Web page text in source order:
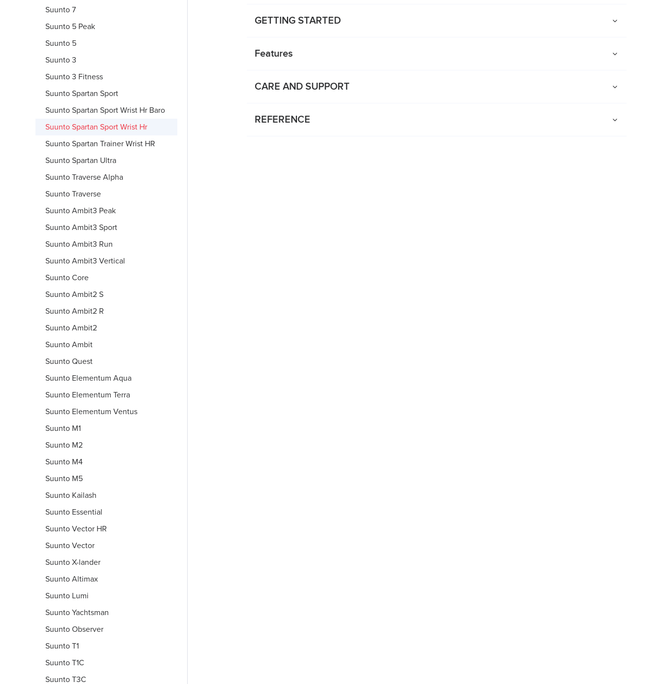
Suunto 7
Suunto 5 Peak
Suunto 5
Suunto 3
Suunto 3 Fitness
Suunto Spartan Sport
Suunto Spartan Sport Wrist Hr Baro
Suunto Spartan Sport Wrist Hr
Suunto Spartan Trainer Wrist HR
Suunto Spartan Ultra
Suunto Traverse Alpha
Suunto Traverse
Suunto Ambit3 Peak
Suunto Ambit3 Sport
Suunto Ambit3 Run
Suunto Ambit3 Vertical
Suunto Core
Suunto Ambit2 S
Suunto Ambit2 R
Suunto Ambit2
Suunto Ambit
Suunto Quest
Suunto Elementum Aqua
Suunto Elementum Terra
Suunto Elementum Ventus
Suunto M1
Suunto M2
Suunto M4
Suunto M5
Suunto Kailash
Suunto Essential
Suunto Vector HR
Suunto Vector
Suunto X-lander
Suunto Altimax
Suunto Lumi
Suunto Yachtsman
Suunto Observer
Suunto T1
Suunto T1C
Suunto T3C
GETTING STARTED
Features
CARE AND SUPPORT
REFERENCE